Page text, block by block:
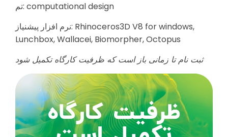
تم: computational design
نرم افزار پیشنیاز: Rhinoceros3D V8 for windows,
Lunchbox, Wallacei, Biomorpher, Octopus
ثبت نام تا زمانی باز است که ظرفیت کارگاه تکمیل شود